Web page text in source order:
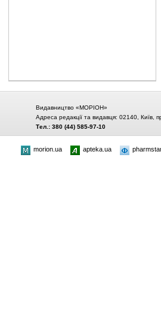
Видавництво «МОРІОН»
Адреса редакції та видавця: 02140, Київ,
Тел.: 380 (44) 585-97-10
morion.ua apteka.ua